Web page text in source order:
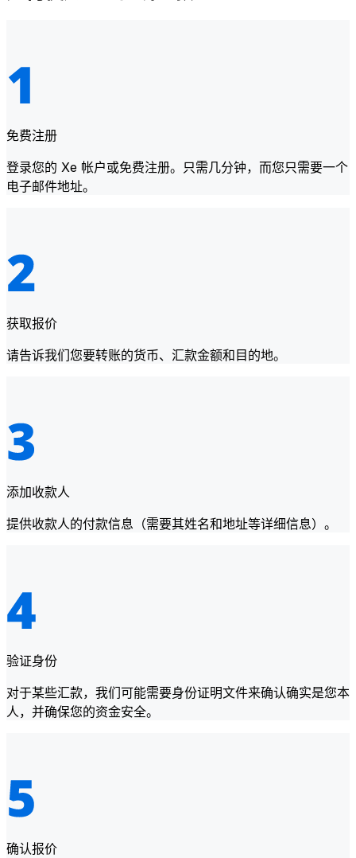
免费注册
登录您的 Xe 帐户或免费注册。只需几分钟，而您只需要一个
电子邮件地址。
获取报价
请告诉我们您要转账的货币、汇款金额和目的地。
添加收款人
提供收款人的付款信息（需要其姓名和地址等详细信息）。
验证身份
对于某些汇款，我们可能需要身份证明文件来确认确实是您本
人，并确保您的资金安全。
确认报价